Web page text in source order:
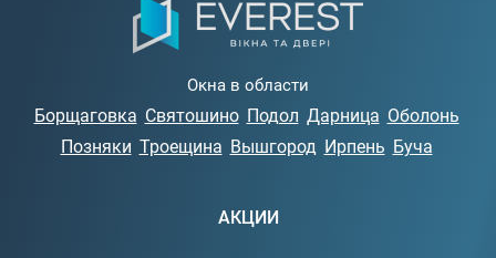
Окна в области
Борщаговка Святошино Подол Дарница Оболонь
Позняки Троещина Вышгород Ирпень Буча
АКЦИИ